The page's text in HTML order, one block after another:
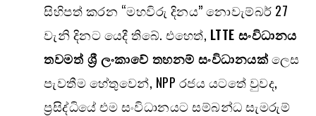
සිහිපත් කරන “මහවිරු දිනය” නොවැම්බර් 27
වැනි දිනට යෙදී තිබේ. එහෙත්, LTTE සංවිධානය
තවමත් ශ්‍රී ලංකාවේ තහනම් සංවිධානයක්ලෙස
පැවතීම හේතුවෙන්, NPP රජය යටතේ වුවද,
ප්‍රසිද්ධියේ එම සංවිධානයට සම්බන්ධ සැමරුම්